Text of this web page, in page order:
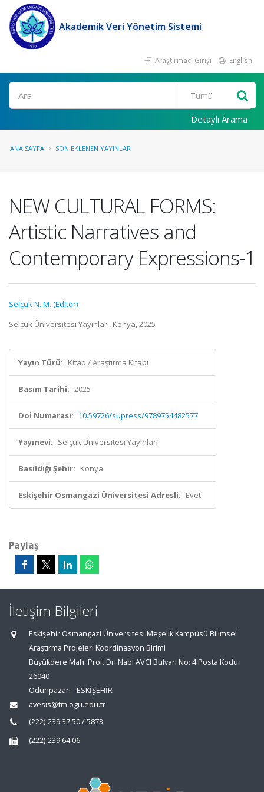
Akademik Veri Yönetim Sistemi
Araştırmacı Girişi English
Ara
Detaylı Arama
ANA SAYFA SON EKLENEN YAYINLAR
NEW CULTURAL FORMS:
Artistic Narratives and
Contemporary Expressions-1
Selçuk N. M. (Editör)
Selçuk Üniversitesi Yayınları, Konya, 2025
Yayın Türü: Kitap / Araştırma Kitabı
Basım Tarihi: 2025
Doi Numarası: 10.59726/supress/9789754482577
Yayınevi: Selçuk Üniversitesi Yayınları
Basıldığı Şehir: Konya
Eskişehir Osmangazi Üniversitesi Adresli: Evet
Paylaş
İletişim Bilgileri
Eskişehir Osmangazi Üniversitesi Meşelik Kampüsü Bilimsel
Araştırma Projeleri Koordinasyon Birimi
Büyükdere Mah. Prof. Dr. Nabi AVCI Bulvarı No: 4 Posta Kodu:
26040
Odunpazarı - ESKİŞEHİR
avesis@tm.ogu.edu.tr
(222)-239 37 50 / 5873
(222)-239 64 06